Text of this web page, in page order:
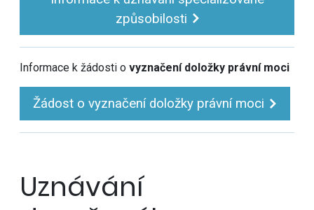
způsobilosti
Informace k žádosti o vyznačení doložky právní moci
Žádost o vyznačení doložky právní moci
Uznávání